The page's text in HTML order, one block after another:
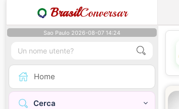
BrasilConversar
Sao Paulo 2026-08-07 14:24
Home
Cerca